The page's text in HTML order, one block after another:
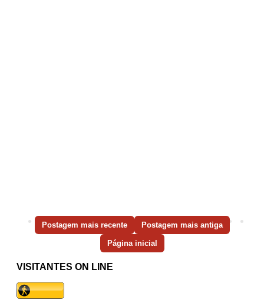
Postagem mais recente Postagem mais antiga
Página inicial
VISITANTES ON LINE